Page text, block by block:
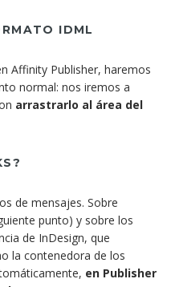
IDML
Affinity Publisher, haremos
normal: nos iremos a
arrastrarlo al área del
de mensajes. Sobre
punto) y sobre los
de InDesign, que
la contenedora de los
en Publisher